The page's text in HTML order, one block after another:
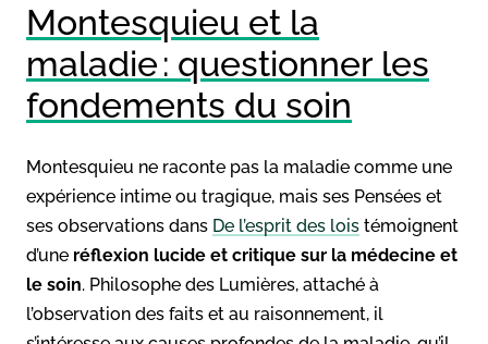
Montesquieu et la
maladie : questionner les
fondements du soin
Montesquieu ne raconte pas la maladie comme une
expérience intime ou tragique, mais ses Pensées et
ses observations dans De l’esprit des lois témoignent
d’une réflexion lucide et critique sur la médecine et
le soin. Philosophe des Lumières, attaché à
l’observation des faits et au raisonnement, il